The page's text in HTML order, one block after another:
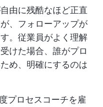
由に残酷なほど正直
、フォローアップが
。従業員がよく理解
けた場合、誰がプロ
め、明確にするのは
プロセスコーチを雇